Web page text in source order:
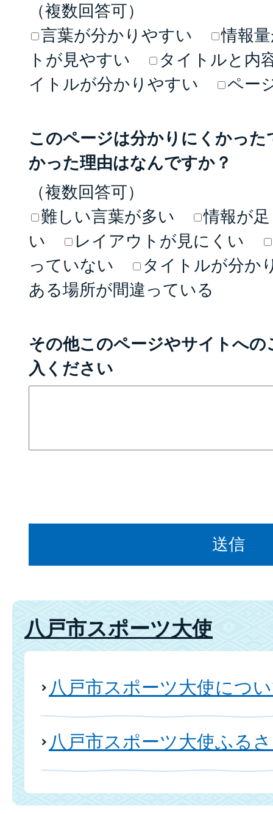
（複数回答可）
言葉が分かりやすい
情報
トが見やすい
タイトルと内
イトルが分かりやすい
ペー
このページは分かりにくかっ
かった理由はなんですか？
（複数回答可）
難しい言葉が多い
情報が
い
レイアウトが見にくい
っていない
タイトルが分か
ある場所が間違っている
その他このページやサイトへ
入ください
八戸市スポーツ大使
八戸市スポーツ大使につ
八戸市スポーツ大使ふる